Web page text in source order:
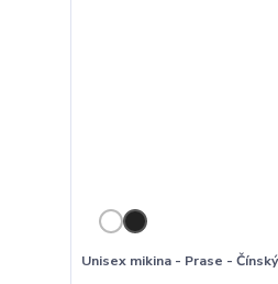
Unisex mikina - Prase -